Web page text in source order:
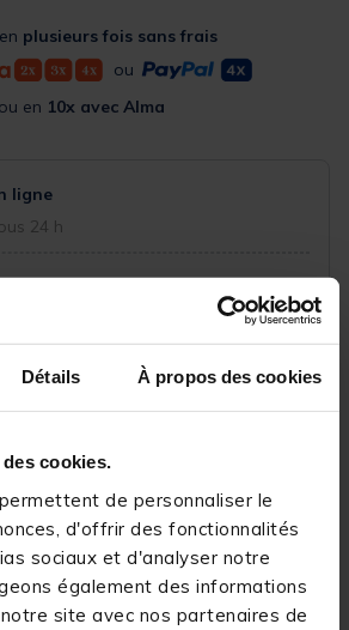
Détails À propos des cookies
cookies.
de personnaliser le
d'offrir des fonctionnalités
sociaux et d'analyser notre
également des informations
site avec nos partenaires de
plusieurs fois sans frais
ou
ou en 10x avec Alma
ligne
24 h
pour voir la disponibilité
en point relais et magasin
pour changer d’avis